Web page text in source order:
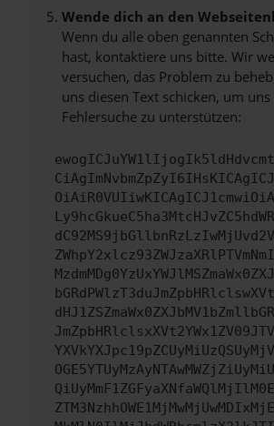
Wende dich an den
Wenn du alle oben genannten
hast, kontaktiere uns bitte. Wir
versuchen, das Problem zu
uns diesen Text schicken, um
Fehlersuche zu unterstützen: